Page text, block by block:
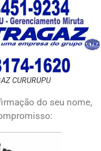
CURURUPU
do seu nome,